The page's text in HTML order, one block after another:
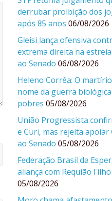
derrubar proibição dos
após 85 anos 06/08/2026
Gleisi lança ofensiva
extrema direita na
ao Senado 06/08/2026
Heleno Corrêa: O
nome da guerra
pobres 05/08/2026
União Progressista
e Curi, mas rejeita apoiar
ao Senado 05/08/2026
Federação Brasil da
aliança com Requião
05/08/2026